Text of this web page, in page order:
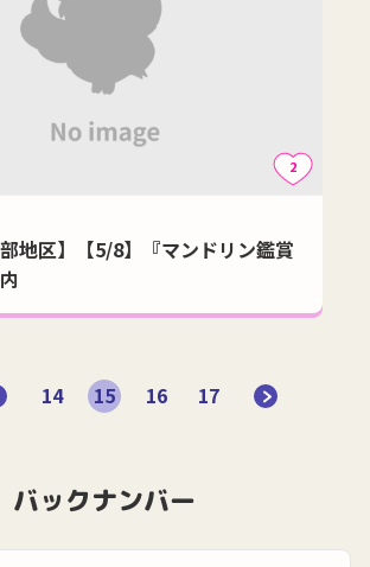
2
部地区】【5/8】『マンドリン鑑賞
14 15 16 17
バックナンバー